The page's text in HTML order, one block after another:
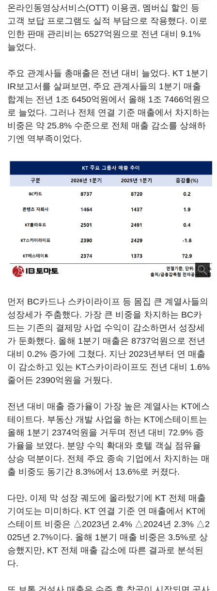
온라인동영상서비스(OTT) 이용권, 멤버십 할인 등
고객 보답 프로그램도 실적 부담으로 작용했다. 이로
인한 판매 관리비는 6527억원으로 전년 대비 9.1%
늘었다.
주요 관계사들 총매출은 전년 대비 늘었다. KT 1분기
IR보고서를 살펴보면, 주요 관계사들의 1분기 매출
합계는 전년 1조 6450억원에서 올해 1조 7466억원으
로 늘었다. 그러나 전체 연결 기준 매출에서 차지하는
비중은 약 25.8% 수준으로 전체 매출 감소를 상쇄하
기엔 역부족이었다.
먼저 BC카드나 스카이라이프 등 몸집 큰 계열사들의
성장세가 주춤했다. 가장 큰 비중을 차지하는 BC카
드는 기존의 결제망 사업 수익이 감소하면서 성장세
가 둔화했다. 올해 1분기 매출은 8737억원으로 전년
대비 0.2% 증가에 그쳤다. 지난 2023년부터 연 매출
이 감소하고 있는 KT스카이라이프도 전년 대비 1.6%
줄어든 2390억원을 거뒀다.
전년 대비 매출 증가율이 가장 높은 계열사는 KT에스
테이트다. 부동산 개발 사업을 하는 KT에스테이트는
올해 1분기 2374억원을 거두며 전년 대비 72.9% 증
가율을 보였다. 분양 수익 확대와 호텔 객실 점유율
상승 덕분이다. 전체 주요 종속 기업에서 차지하는 매
출 비중도 동기간 8.3%에서 13.6%로 커졌다.
다만, 이제 막 성장 궤도에 올라탔기에 KT 전체 매출
기여도는 미미하다. KT 연결 기준 연 매출에서 KT에
스테이트 비중은 △2023년 2.4% △2024년 2.3% △2
025년 2.7%이다. 올해 1분기 매출 비중은 3.5%로 상
승했지만, KT 전체 매출 감소에 따른 결과로 분석된
다.